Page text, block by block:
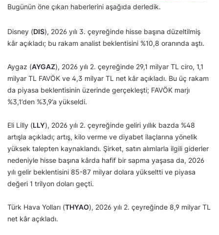
Bugünün öne çıkan haberlerini aşağıda derledik.
Disney (DIS), 2026 yılı 3. çeyreğinde hisse başına düzeltilmiş
kâr açıkladı; bu rakam analist beklentisini %10,8 oranında aştı.
Aygaz (AYGAZ), 2026 yılı 2. çeyreğinde 29,1 milyar TL ciro, 1,1
milyar TL FAVÖK ve 4,3 milyar TL net kâr açıkladı. Bu üç rakam
da piyasa beklentisinin üzerinde gerçekleşti; FAVÖK marjı
%3,1’den %3,9’a yükseldi.
Eli Lilly (LLY), 2026 yılı 2. çeyreğinde geliri yıllık bazda %48
artışla açıkladı; artış, kilo verme ve diyabet ilaçlarına yönelik
yüksek talepten kaynaklandı. Şirket, satın alımlarla ilgili giderler
nedeniyle hisse başına kârda hafif bir sapma yaşasa da, 2026
yılı gelir beklentisini 85-87 milyar dolara yükseltti ve piyasa
değeri 1 trilyon doları geçti.
Türk Hava Yolları (THYAO), 2026 yılı 2. çeyreğinde 8,9 milyar TL
net kâr açıkladı.